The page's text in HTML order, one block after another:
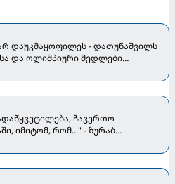
- დათუნაშვილს
და ოლიმპიური მედლები
ჩავერთო
იმიტომ, რომ..." - ზურაბ